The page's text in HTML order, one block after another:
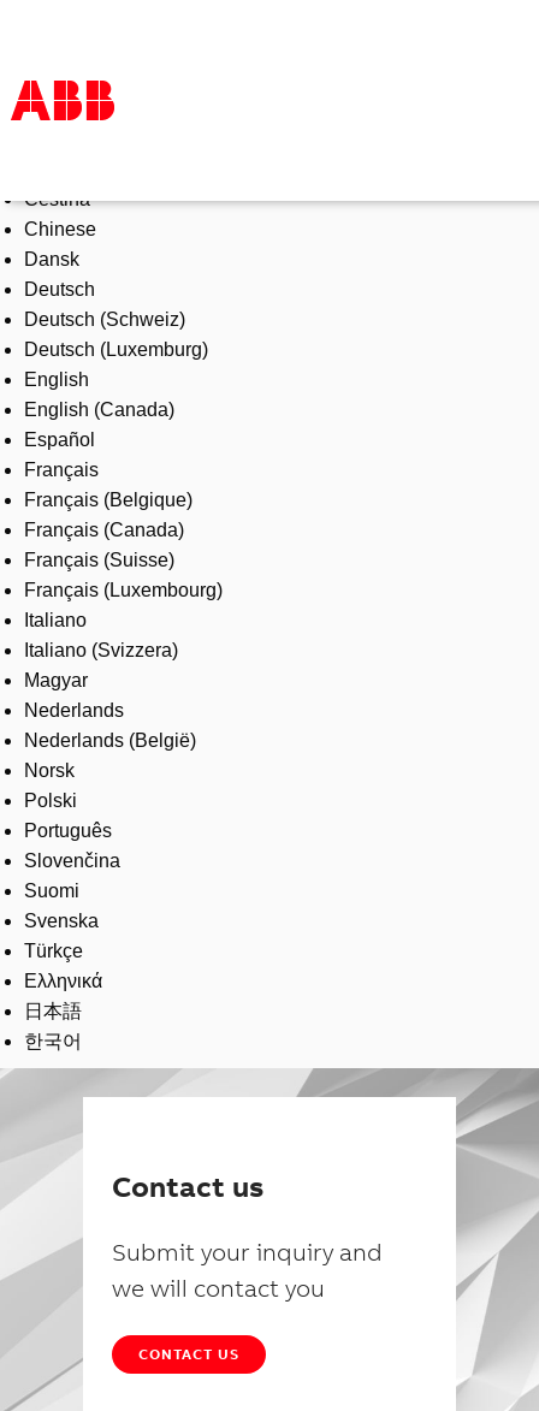
Products & Solutions
Industries
Services
About us
Where to buy
Contact us
Careers
Čeština
Chinese
Dansk
Deutsch
Deutsch (Schweiz)
Deutsch (Luxemburg)
English
English (Canada)
Español
Français
Français (Belgique)
Français (Canada)
Français (Suisse)
Français (Luxembourg)
Italiano
Italiano (Svizzera)
Magyar
Nederlands
Nederlands (België)
Norsk
Polski
Português
Slovenčina
Suomi
Svenska
Türkçe
Ελληνικά
日本語
한국어
Contact us
Submit your inquiry and
we will contact you
CONTACT US